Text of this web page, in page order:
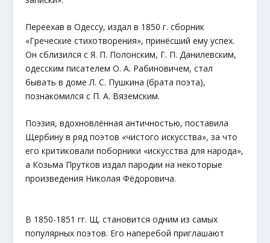
Переехав в Одессу, издал в 1850 г. сборник
«Греческие стихотворения», принёсший ему успех.
Он сблизился с Я. П. Полонским, Г. П. Данилевским,
одесским писателем О. А. Рабиновичем, стал
бывать в доме Л. С. Пушкина (брата поэта),
познакомился с П. А. Вяземским.
Поэзия, вдохновлённая античностью, поставила
Щербину в ряд поэтов «чистого искусства», за что
его критиковали поборники «искусства для народа»,
а Козьма Прутков издал пародии на некоторые
произведения Николая Фёдоровича.
В 1850-1851 гг. Щ. становится одним из самых
популярных поэтов. Его наперебой приглашают